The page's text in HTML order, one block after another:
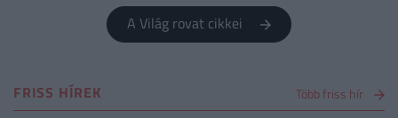
A Világ rovat cikkei
FRISS HÍREK Több friss hír